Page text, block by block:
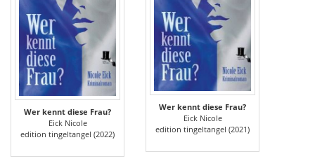
Wer kennt diese Frau?
Eick Nicole
edition tingeltangel (2022)
Wer kennt diese Frau?
Eick Nicole
edition tingeltangel (2021)